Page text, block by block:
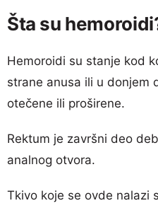
Šta su
Hemoroidi su stanje kod
strane anusa ili u donjem
otečene ili proširene.
Rektum je završni deo
analnog otvora.
Tkivo koje se ovde nalazi